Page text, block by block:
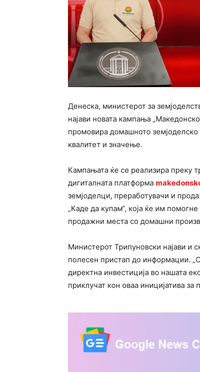
Денеска, министерот за
најави новата кампања
промовира домашното земјоделско
квалитет и значење.
Кампањата ќе се реализира преку
дигиталната платформа
земјоделци, преработувачи и
„Каде да купам“, која ќе им
продажни места со домашни
Министерот Трипуновски најави и
полесен пристап до информации.
директна инвестиција во нашата
приклучат кон оваа иницијатива